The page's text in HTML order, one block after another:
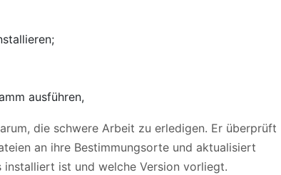
ausführen,
die schwere Arbeit zu erledigen. Er überprüft
an ihre Bestimmungsorte und aktualisiert
ist und welche Version vorliegt.